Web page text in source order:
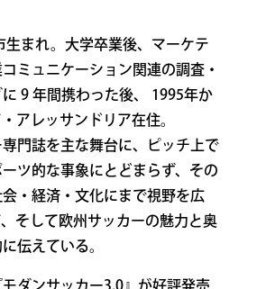
生まれ。大学卒業後、マーケテ
ミュニケーション関連の調査・
9 年間携わった後、 1995年か
アレッサンドリア在住。
門誌を主な舞台に、ピッチ上で
ツ的な事象にとどまらず、その
・経済・文化にまで視野を広
そして欧州サッカーの魅力と奥
伝えている。
ダンサッカー3.0』が好評発売